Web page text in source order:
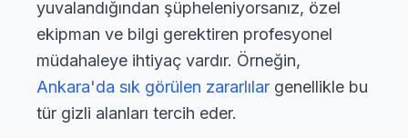
yuvalandığından şüpheleniyorsanız, özel
ekipman ve bilgi gerektiren profesyonel
müdahaleye ihtiyaç vardır. Örneğin,
Ankara'da sık görülen zararlılar genellikle bu
tür gizli alanları tercih eder.